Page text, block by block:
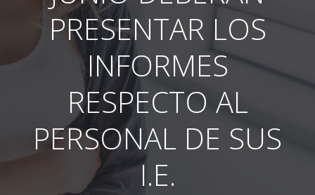
PRESENTAR LOS
INFORMES
RESPECTO AL
PERSONAL DE SUS
I.E.